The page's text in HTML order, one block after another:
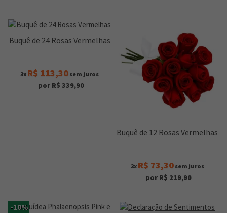
Buquê de 24 Rosas Vermelhas
3x R$ 113,30 sem juros
por R$ 339,90
Buquê de 12 Rosas Vermelhas
3x R$ 73,30sem juros
por R$ 219,90
-10%